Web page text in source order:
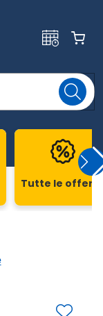
Tutte le